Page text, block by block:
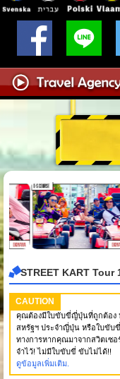
STREET KART Tour
CAUTION
คุณต้องมีใบขับขี่ญี่ปุ่นที่ถูกต้อง
สหรัฐฯ ประจำญี่ปุ่น หรือใบขับ
ทางการหากคุณมาจากสวิตเซอ
จำไว้! ไม่มีใบขับขี่ ขับไม่ได้!!
ดูข้อมูลเพิ่มเติม.